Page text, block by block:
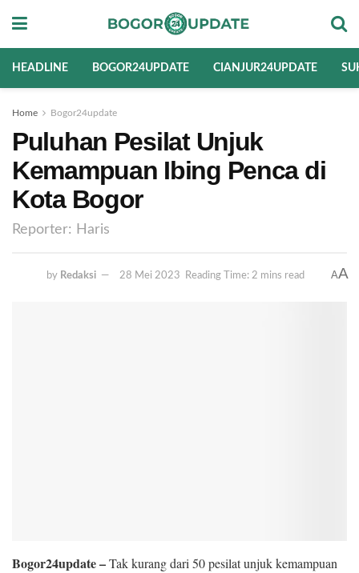
HEADLINE BOGOR24UPDATE CIANJUR24UPDATE
Home Bogor24update
Puluhan Pesilat Unjuk
Kemampuan Ibing Penca di
Kota Bogor
Reporter: Haris
by Redaksi 28 Mei 2023 Reading Time: 2 mins read AA
Bogor24update –Tak kurang dari 50 pesilat unjuk kemampuan